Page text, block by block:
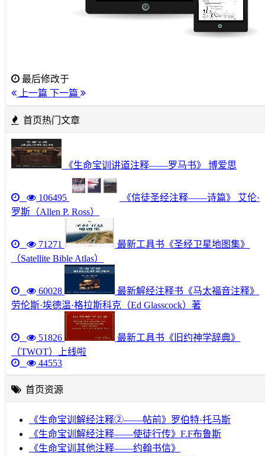
最后修改于
上一篇 下一篇
首页热门文章
《生命宝训讲道注释——罗马书》 博爱思
106495
《信徒圣经注释——诗篇》 艾伦·
罗斯（Allen P. Ross）
71271
最新工具书《圣经卫星地图集》
（Satellite Bible Atlas）
60028
最新解经注释书《马太福音注释》
劳伦斯·埃德温·格拉斯科克（Ed Glasscock）著
51826
最新工具书《旧约神学辞典》
（TWOT）上线啦
44553
首页资源
《生命宝训解经注释②——帖前》罗伯特·托马斯
《生命宝训解经注释——使徒行传》F.F布鲁斯
《生命宝训其他注释——约翰书信》